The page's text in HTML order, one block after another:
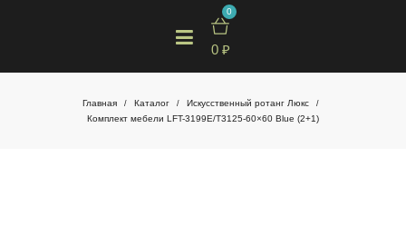
0
0 ₽
Главная / Каталог / Искусственный ротанг Люкс /
Комплект мебели LFT-3199E/T3125-60×60 Blue (2+1)